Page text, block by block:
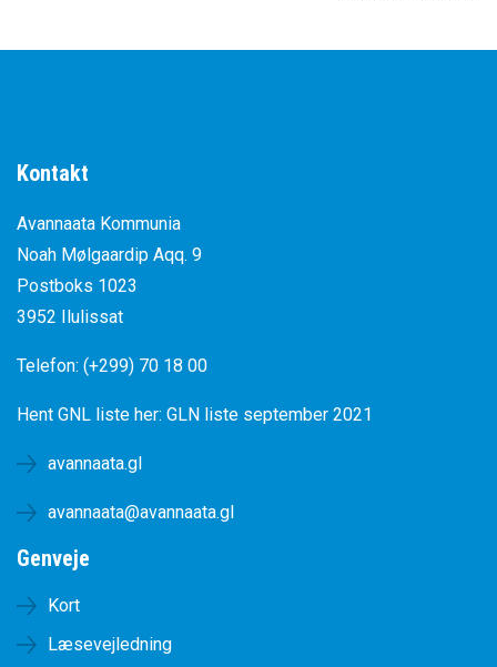
Kontakt
Avannaata Kommunia
Noah Mølgaardip Aqq. 9
Postboks 1023
3952 Ilulissat
Telefon: (+299) 70 18 00
Hent GNL liste her: GLN liste september 2021
avannaata.gl
avannaata@avannaata.gl
Genveje
Kort
Læsevejledning